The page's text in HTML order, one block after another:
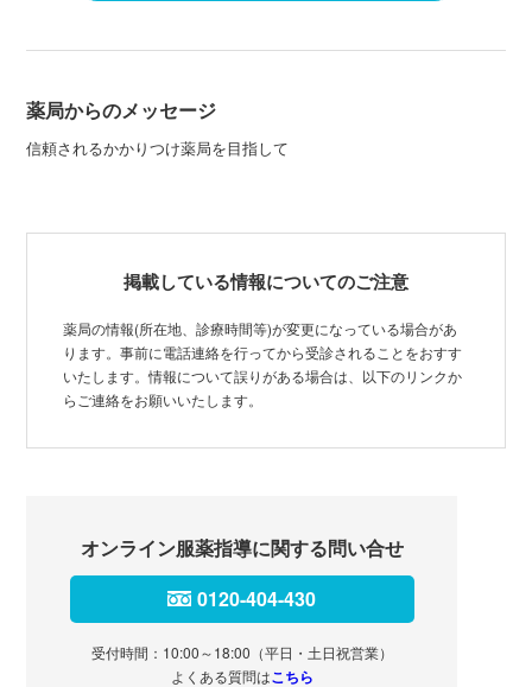
薬局からのメッセージ
信頼されるかかりつけ薬局を目指して
掲載している情報についてのご注意
薬局の情報(所在地、診療時間等)が変更になっている場合があ
ります。事前に電話連絡を行ってから受診されることをおすす
いたします。情報について誤りがある場合は、以下のリンクか
らご連絡をお願いいたします。
オンライン服薬指導に関する問い合せ
0120-404-430
受付時間：10:00～18:00（平日・土日祝営業）
よくある質問はこちら